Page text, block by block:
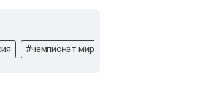
#чемпионат мира